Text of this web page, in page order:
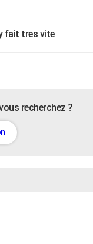
fait tres vite
recherchez ?